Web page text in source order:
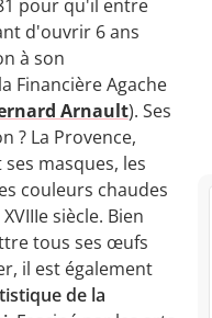
pour qu'il entre
d'ouvrir 6 ans
à son
Financière Agache
Arnault). Ses
? La Provence,
masques, les
couleurs chaudes
siècle. Bien
tous ses œufs
il est également
de la